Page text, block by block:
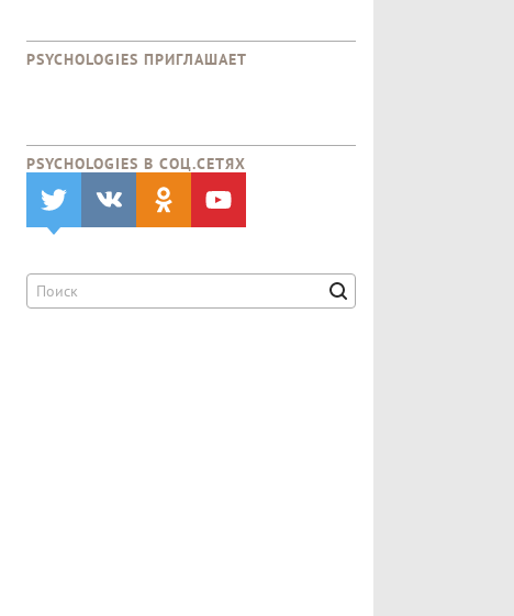
PSYCHOLOGIES ПРИГЛАШАЕТ
PSYCHOLOGIES В CОЦ.СЕТЯХ